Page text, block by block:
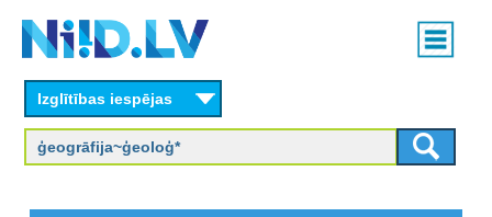
content
Main
menu
Izglītības iespējas